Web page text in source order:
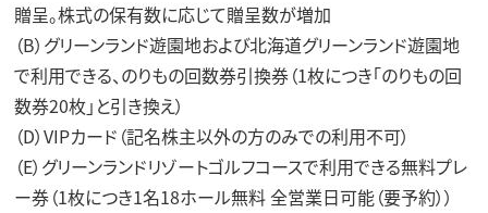
贈呈。株式の保有数に応じて贈呈数が増加
（B）グリーンランド遊園地および北海道グリーンランド遊園地
で利用できる、のりもの回数券引換券（1枚につき「のりもの回
数券20枚」と引き換え）
（D）VIPカード（記名株主以外の方のみでの利用不可）
（E）グリーンランドリゾートゴルフコースで利用できる無料プレ
ー券（1枚につき1名18ホール無料 全営業日可能（要予約））